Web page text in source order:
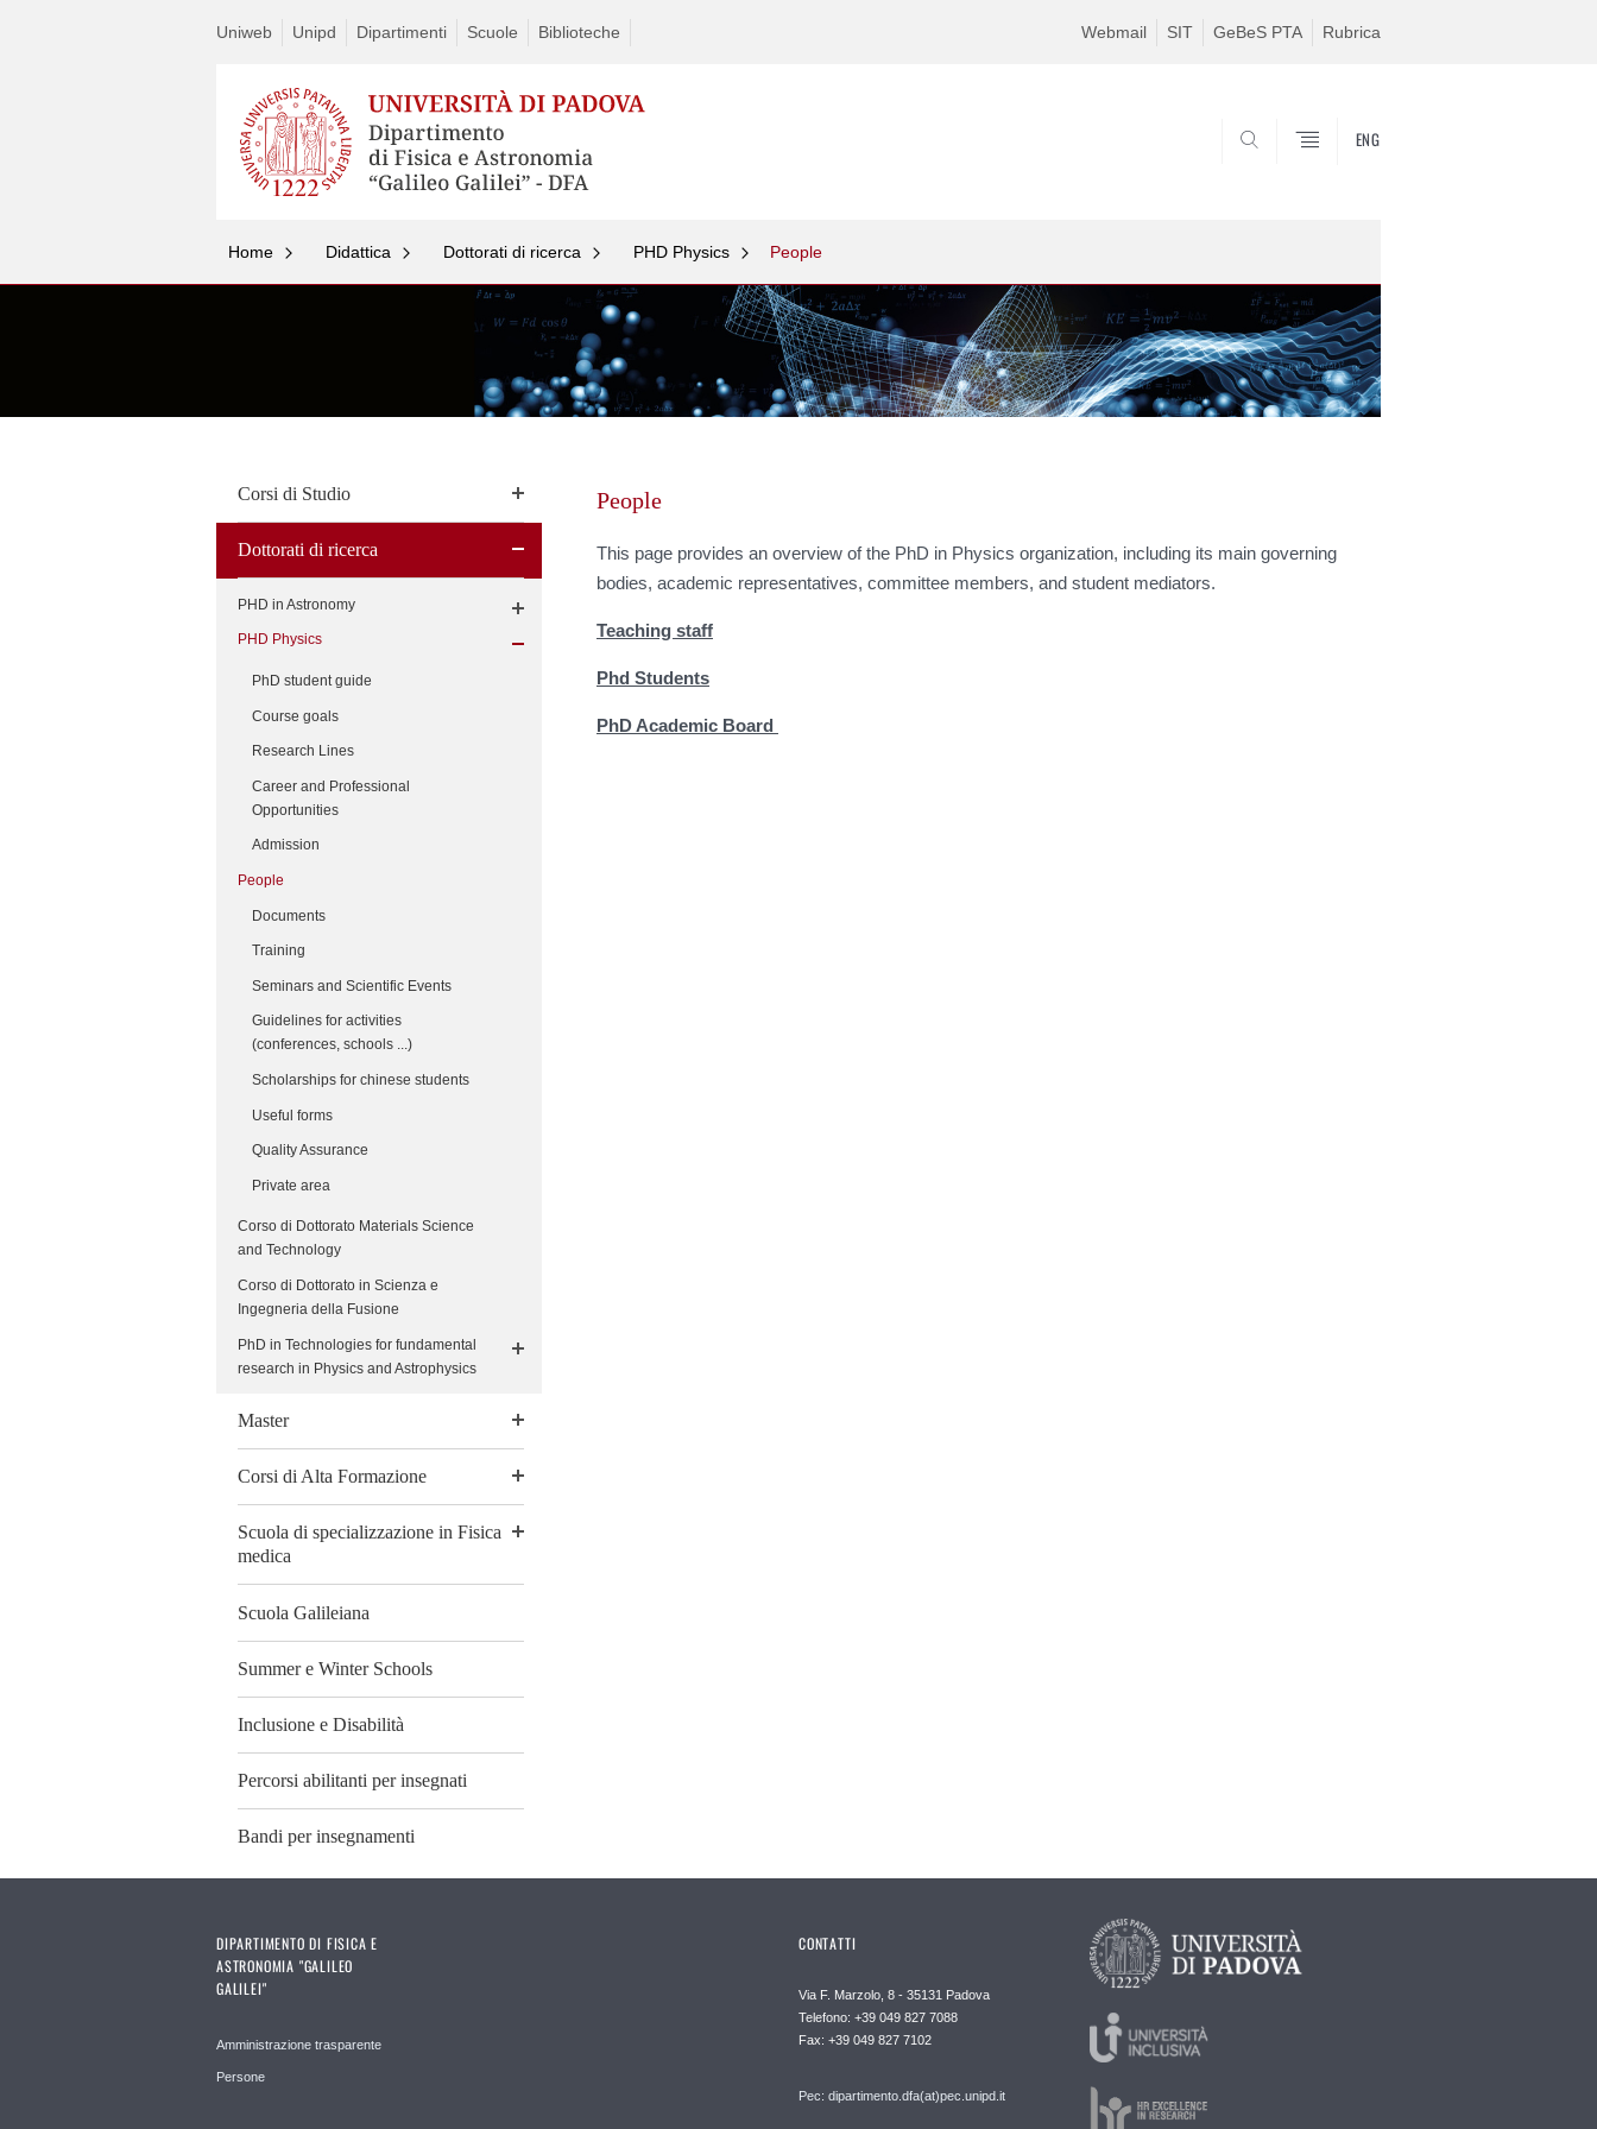
Uniweb Unipd Dipartimenti Scuole Biblioteche Webmail SIT GeBeS PTA Rubrica
ENG
Home Didattica Dottorati di ricerca PHD Physics People
Corsi di Studio
Dottorati di ricerca
PHD in Astronomy
PHD Physics
PhD student guide
Course goals
Research Lines
Career and Professional
Opportunities
Admission
People
Documents
Training
Seminars and Scientific Events
Guidelines for activities
(conferences, schools ...)
Scholarships for chinese students
Useful forms
Quality Assurance
Private area
Corso di Dottorato Materials Science
and Technology
Corso di Dottorato in Scienza e
Ingegneria della Fusione
PhD in Technologies for fundamental
research in Physics and Astrophysics
Master
Corsi di Alta Formazione
Scuola di specializzazione in Fisica
medica
Scuola Galileiana
Summer e Winter Schools
Inclusione e Disabilità
Percorsi abilitanti per insegnati
Bandi per insegnamenti
to
content
People
This page provides an overview of the PhD in Physics organization, including its main governing
bodies, academic representatives, committee members, and student mediators.
Teaching staff
Phd Students
PhD Academic Board
DIPARTIMENTO DI FISICA E
ASTRONOMIA "GALILEO
GALILEI"
Amministrazione trasparente
Persone
CONTATTI
Via F. Marzolo, 8 - 35131 Padova
Telefono: +39 049 827 7088
Fax: +39 049 827 7102
Pec: dipartimento.dfa(at)pec.unipd.it